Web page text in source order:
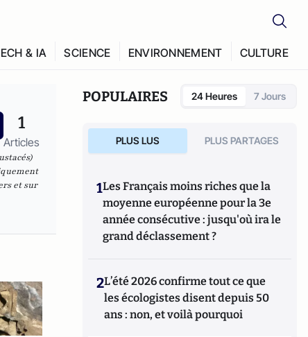
& IA SCIENCE ENVIRONNEMENT CULTURE
1
Articles
et sur
POPULAIRES 24 Heures 7 Jours
PLUS LUS PLUS PARTAGES
1Les Français moins riches que la
moyenne européenne pour la 3e
année consécutive : jusqu'où ira le
grand déclassement ?
2L’été 2026 confirme tout ce que
les écologistes disent depuis 50
ans : non, et voilà pourquoi